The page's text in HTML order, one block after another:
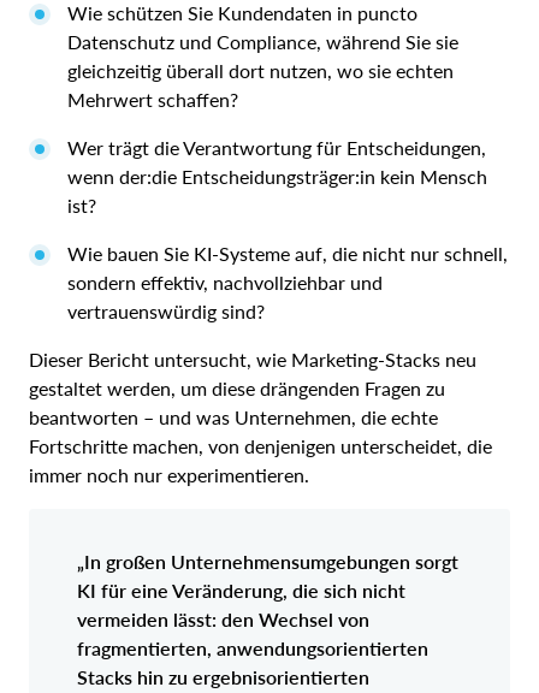
Wie schützen Sie Kundendaten in puncto
Datenschutz und Compliance, während Sie sie
gleichzeitig überall dort nutzen, wo sie echten
Mehrwert schaffen?
Wer trägt die Verantwortung für Entscheidungen,
wenn der:die Entscheidungsträger:in kein Mensch
ist?
Wie bauen Sie KI-Systeme auf, die nicht nur schnell,
sondern effektiv, nachvollziehbar und
vertrauenswürdig sind?
Dieser Bericht untersucht, wie Marketing-Stacks neu
gestaltet werden, um diese drängenden Fragen zu
beantworten – und was Unternehmen, die echte
Fortschritte machen, von denjenigen unterscheidet, die
immer noch nur experimentieren.
„In großen Unternehmensumgebungen sorgt
KI für eine Veränderung, die sich nicht
vermeiden lässt: den Wechsel von
fragmentierten, anwendungsorientierten
Stacks hin zu ergebnisorientierten